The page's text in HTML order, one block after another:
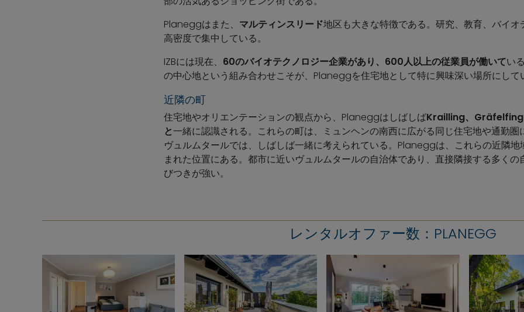
Planeggはまた、 マルティンスリード地区も大きな特徴である。研究、教育、バイ
高密度で集中している。
IZBには現在、 60のバイオテクノロジー企業があり、600人以上の従業員が働いてい
の中心地という組み合わせこそが、Planeggを住宅地として特に興味深い場所にして
近隣の町
住宅地やオリエンテーションの観点から、PlaneggはしばしばKrailling、
と一緒に認識される。これらの町は、ミュンヘンの南西に広がる同じ住宅地や通勤
ヴュルムタールでは、しばしば一緒に考えられている。Planeggは、これらの近隣地
まれた位置にある。都市に近いヴュルムタールの自治体であり、直接隣接する多く
びつきが強い。
レンタルオファー数：PLANEGG